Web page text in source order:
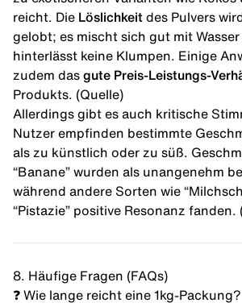
reicht. Die Löslichkeit des Pulvers
gelobt; es mischt sich gut mit
hinterlässt keine Klumpen. Einige
zudem das gute Preis-Leistungs-
Produkts. (Quelle)
Allerdings gibt es auch kritische
Nutzer empfinden bestimmte
als zu künstlich oder zu süß.
“Banane” wurden als unangenehm
während andere Sorten wie
“Pistazie” positive Resonanz fanden.
8. Häufige Fragen (FAQs)
❓ Wie lange reicht eine 1kg-Packung?